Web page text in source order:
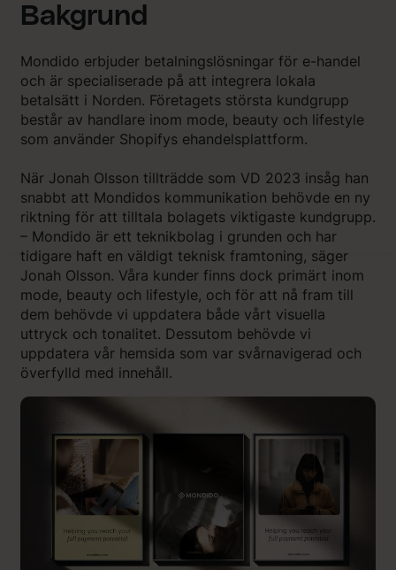
Bakgrund
Mondido erbjuder betalningslösningar för e-handel
och är specialiserade på att integrera lokala
betalsätt i Norden. Företagets största kundgrupp
består av handlare inom mode, beauty och lifestyle
som använder Shopifys ehandelsplattform.
När Jonah Olsson tillträdde som VD 2023 insåg han
snabbt att Mondidos kommunikation behövde en ny
riktning för att tilltala bolagets viktigaste kundgrupp.
– Mondido är ett teknikbolag i grunden och har
tidigare haft en väldigt teknisk framtoning, säger
Jonah Olsson. Våra kunder finns dock primärt inom
mode, beauty och lifestyle, och för att nå fram till
dem behövde vi uppdatera både vårt visuella
uttryck och tonalitet. Dessutom behövde vi
uppdatera vår hemsida som var svårnavigerad och
överfylld med innehåll.